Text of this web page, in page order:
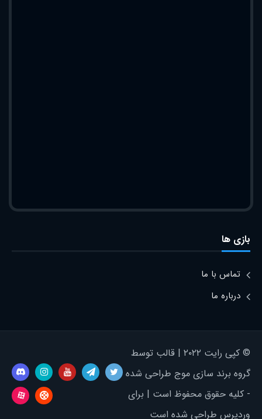
بازی ها
تماس با ما
درباره ما
© کپی رایت ۲۰۲۲ | قالب توسط
گروه برند سازی موج طراحی شده
- کلیه حقوق محفوظ است | برای
وردپرس طراحی شده است